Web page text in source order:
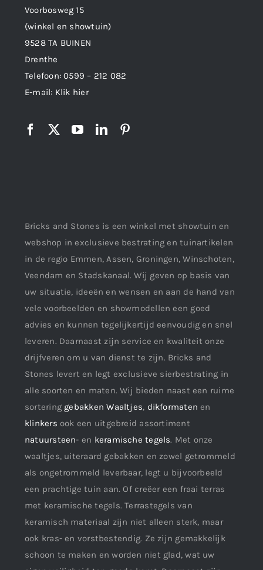
Voorbosweg 15
(winkel en showtuin)
9528 TA BUINEN
Drenthe
Telefoon:0599 – 212 082
E-mail: Klik hier
Bricks and Stones is een winkel met showtuin en
webshop in exclusieve bestrating en tuinartikelen
in de regio Emmen, Assen, Groningen, Winschoten,
Veendam en Stadskanaal. Wij geven op basis van
uw situatie, ideeën en wensen en aan de hand van
vele voorbeelden en showmodellen een goed
advies en kunnen tegelijkertijd eenvoudig en snel
leveren. Daarnaast zijn service en kwaliteit onze
drijfveren om u van dienst te zijn. Bricks and
Stones levert en legt exclusieve sierbestrating in
alle soorten en maten. Wij bieden naast een ruime
sortering gebakken Waaltjes, dikformaten en
klinkers ook een uitgebreid assortiment
natuursteen- en keramische tegels. Met onze
waaltjes, uiteraard gebakken en zowel getrommeld
als ongetrommeld leverbaar, legt u bijvoorbeeld
een prachtige tuin aan. Of creëer een fraai terras
met keramische tegels. Terrastegels van
keramisch materiaal zijn niet alleen sterk, maar
ook kras- en vorstbestendig. Ze zijn gemakkelijk
schoon te maken en worden niet glad, wat uw